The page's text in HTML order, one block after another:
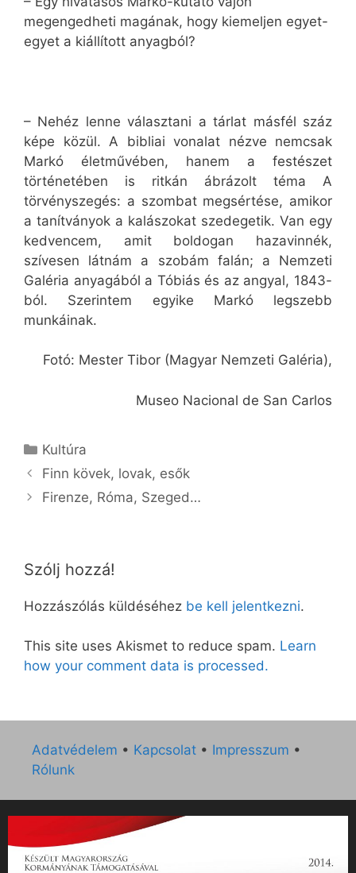
megengedheti magának, hogy kiemeljen egyet-
egyet a kiállított anyagból?
– Nehéz lenne választani a tárlat másfél száz
képe közül. A bibliai vonalat nézve nemcsak
Markó életművében, hanem a festészet
történetében is ritkán ábrázolt téma A
törvényszegés: a szombat megsértése, amikor
a tanítványok a kalászokat szedegetik. Van egy
kedvencem, amit boldogan hazavinnék,
szívesen látnám a szobám falán; a Nemzeti
Galéria anyagából a Tóbiás és az angyal, 1843-
ból. Szerintem egyike Markó legszebb
munkáinak.
Fotó: Mester Tibor (Magyar Nemzeti Galéria),
Museo Nacional de San Carlos
Kategória
Kultúra
Finn kövek, lovak, esők
Firenze, Róma, Szeged…
Szólj hozzá!
Hozzászólás küldéséhez be kell jelentkezni.
This site uses Akismet to reduce spam. Learn
how your comment data is processed.
Adatvédelem • Kapcsolat • Impresszum •
Rólunk